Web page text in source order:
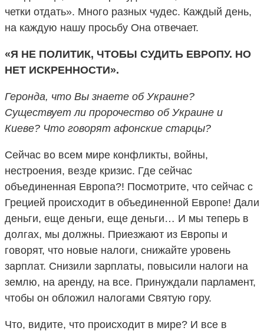
четки отдать». Много разных чудес. Каждый день,
на каждую нашу просьбу Она отвечает.
«Я НЕ ПОЛИТИК, ЧТОБЫ СУДИТЬ ЕВРОПУ. НО
НЕТ ИСКРЕННОСТИ».
Геронда, что Вы знаете об Украине?
Существует ли пророчество об Украине и
Киеве? Что говорят афонские старцы?
Сейчас во всем мире конфликты, войны,
нестроения, везде кризис. Где сейчас
объединенная Европа?! Посмотрите, что сейчас с
Грецией происходит в объединенной Европе! Дали
деньги, еще деньги, еще деньги… И мы теперь в
долгах, мы должны. Приезжают из Европы и
говорят, что новые налоги, снижайте уровень
зарплат. Снизили зарплаты, повысили налоги на
землю, на аренду, на все. Принуждали парламент,
чтобы он обложил налогами Святую гору.
Что, видите, что происходит в мире? И все в